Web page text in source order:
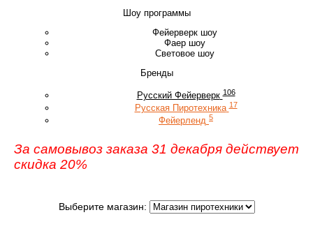
Шоу программы
Фейерверк шоу
Фаер шоу
Световое шоу
Бренды
Русский Фейерверк 106
Русская Пиротехника 17
Фейерленд 5
За самовывоз заказа 31 декабря действует
скидка 20%
Выберите магазин: